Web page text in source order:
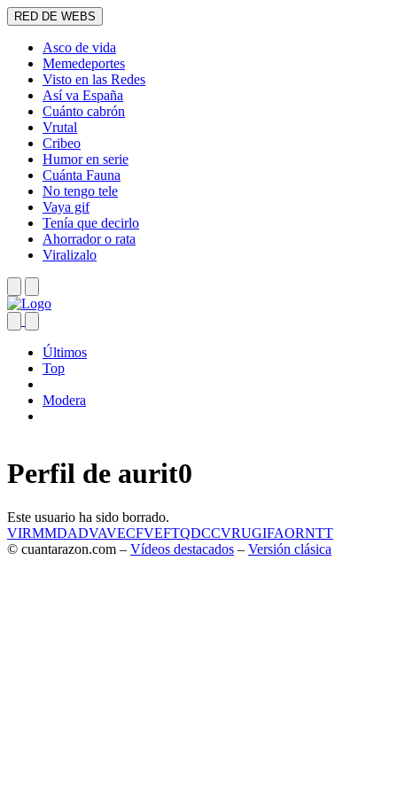
RED DE WEBS
Asco de vida
Memedeportes
Visto en las Redes
Así va España
Cuánto cabrón
Vrutal
Cribeo
Humor en serie
Cuánta Fauna
No tengo tele
Vaya gif
Tenía que decirlo
Ahorrador o rata
Viralizalo
Últimos
Top
Modera
Perfil de aurit0
Este usuario ha sido borrado.
VIRMMDADVAVECFVEFTQDCCVRUGIFAORNTT
© cuantarazon.com – Vídeos destacados – Versión clásica